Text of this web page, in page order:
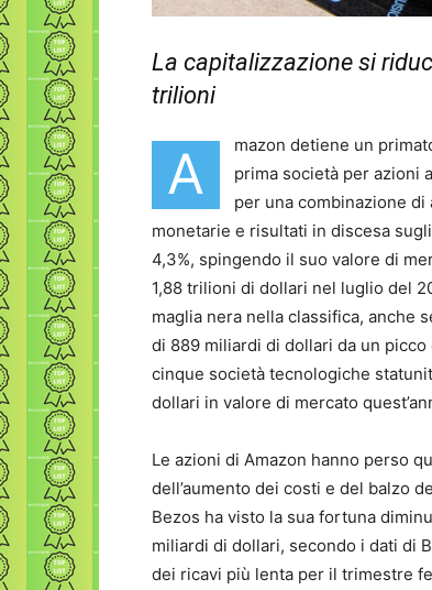
La capitalizzazione si
trilioni
A
mazon detiene un
prima società per azioni
per una combinazione
monetarie e risultati in discesa
4,3%, spingendo il suo valore di
1,88 trilioni di dollari nel luglio del
maglia nera nella classifica, anche
di 889 miliardi di dollari da un
cinque società tecnologiche
dollari in valore di mercato
Le azioni di Amazon hanno perso
dell’aumento dei costi e del balzo
Bezos ha visto la sua fortuna
miliardi di dollari, secondo i dati di
dei ricavi più lenta per il trimestre